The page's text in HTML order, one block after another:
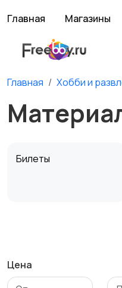
Главная Магазины
Главная Хобби и
Билеты
Цена